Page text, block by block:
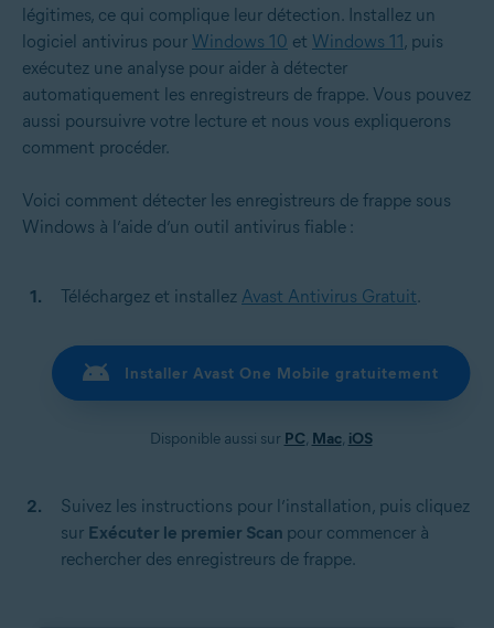
légitimes, ce qui complique leur détection. Installez un
logiciel antivirus pour Windows 10 et Windows 11, puis
exécutez une analyse pour aider à détecter
automatiquement les enregistreurs de frappe. Vous pouvez
aussi poursuivre votre lecture et nous vous expliquerons
comment procéder.
Voici comment détecter les enregistreurs de frappe sous
Windows à l’aide d’un outil antivirus fiable :
Téléchargez et installez Avast Antivirus Gratuit.
Installer Avast One Mobile gratuitement
Disponible aussi sur PC, Mac, iOS
Suivez les instructions pour l’installation, puis cliquez
sur Exécuter le premier Scan pour commencer à
rechercher des enregistreurs de frappe.